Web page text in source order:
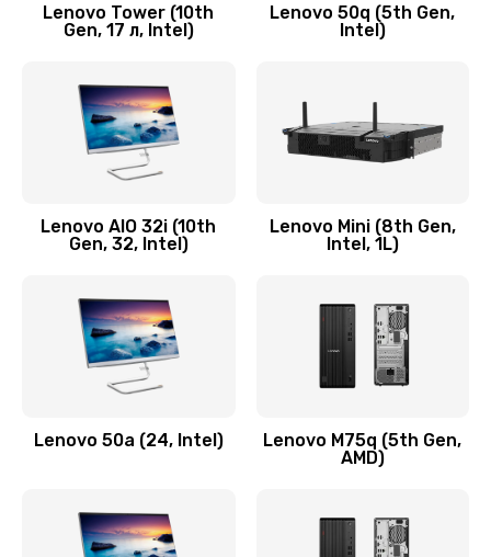
Замена микросхемы (звук, контроллер,
процессор)
Замена кнопки включения/выключения
Заказать
600 руб.
Чистка от пыли или влаги
Lenovo Tower (10th
Gen, 17 л, Intel)
Lenovo 50q (5th Gen,
Intel)
Lenovo AIO 32i (10th
Gen, 32, Intel)
Lenovo Mini (8th Gen,
Intel, 1L)
Lenovo 50a (24, Intel)
Lenovo M75q (5th Gen,
AMD)